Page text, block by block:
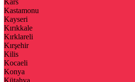
Kars
Kastamonu
Kayseri
Kırıkkale
Kırklareli
Kırşehir
Kilis
Kocaeli
Konya
Kütahya